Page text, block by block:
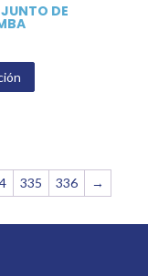
DE
335 336 →